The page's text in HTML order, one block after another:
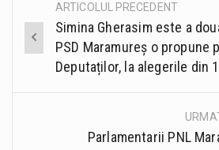
Post
navigation
ARTICOLUL PRECEDENT
Simina Gherasim este a
PSD Maramureș o propune
Deputaților, la alegerile din
Parlamentarii PNL